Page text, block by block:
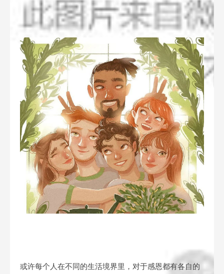
或许每个人在不同的生活境界里，对于感恩都有各自的